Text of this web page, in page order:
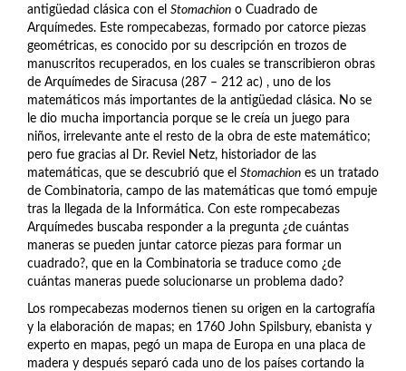
antigüedad clásica con el Stomachion o Cuadrado de
Arquímedes. Este rompecabezas, formado por catorce piezas
geométricas, es conocido por su descripción en trozos de
manuscritos recuperados, en los cuales se transcribieron obras
de Arquímedes de Siracusa (287 – 212 ac) , uno de los
matemáticos más importantes de la antigüedad clásica. No se
le dio mucha importancia porque se le creía un juego para
niños, irrelevante ante el resto de la obra de este matemático;
pero fue gracias al Dr. Reviel Netz, historiador de las
matemáticas, que se descubrió que el Stomachion es un tratado
de Combinatoria, campo de las matemáticas que tomó empuje
tras la llegada de la Informática. Con este rompecabezas
Arquímedes buscaba responder a la pregunta ¿de cuántas
maneras se pueden juntar catorce piezas para formar un
cuadrado?, que en la Combinatoria se traduce como ¿de
cuántas maneras puede solucionarse un problema dado?
Los rompecabezas modernos tienen su origen en la cartografía
y la elaboración de mapas; en 1760 John Spilsbury, ebanista y
experto en mapas, pegó un mapa de Europa en una placa de
madera y después separó cada uno de los países cortando la